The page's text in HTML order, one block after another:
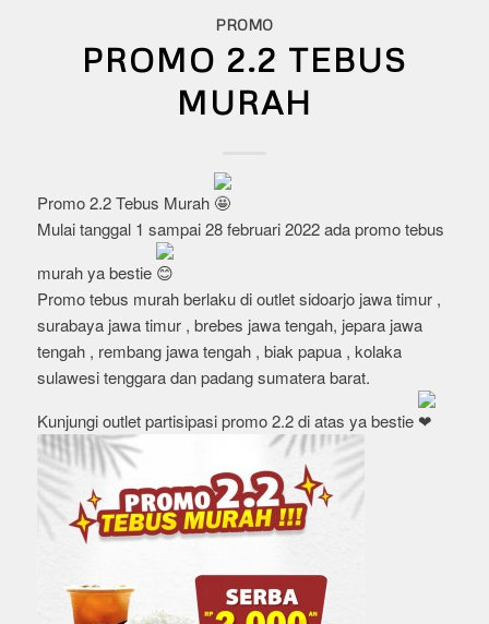
PROMO
PROMO 2.2 TEBUS
MURAH
Promo 2.2 Tebus Murah
Mulai tanggal 1 sampai 28 februari 2022 ada promo tebus
murah ya bestie
Promo tebus murah berlaku di outlet sidoarjo jawa timur ,
surabaya jawa timur , brebes jawa tengah, jepara jawa
tengah , rembang jawa tengah , biak papua , kolaka
sulawesi tenggara dan padang sumatera barat.
Kunjungi outlet partisipasi promo 2.2 di atas ya bestie